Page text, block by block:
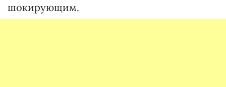
шокирующим.